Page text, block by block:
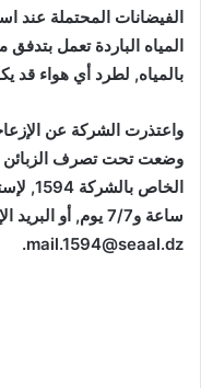
الفيضانات المحتملة عند
المياه الباردة تعمل
بالمياه, لطرد أي هواء قد
واعتذرت الشركة عن
وضعت تحت تصرف الزبائن
ساعة و7/7 يوم, أو البريد الإلكتروني للمركز:
mail.1594@seaal.dz
.